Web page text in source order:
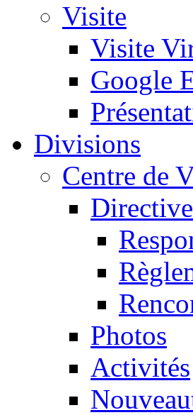
Visite
Visite
Google
Divisions
Centre de
Photos
Activités